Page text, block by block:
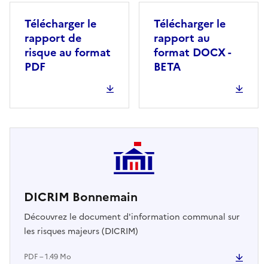
Télécharger le
rapport de
risque au format
PDF
Télécharger le
rapport au
format DOCX -
BETA
DICRIM Bonnemain
PDF – 1.49 Mo
Découvrez le document d'information communal sur
les risques majeurs (DICRIM)